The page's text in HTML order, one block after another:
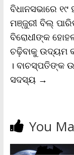
ବିଧାନସଭାରେ
ମଞ୍ଜୁରୀ ବିଲ୍
ବିରୋଧୀଙ୍କ
ଚଢ଼ିବାକୁ ଉଦ୍ୟମ
। ବାଚସ୍ପତିଙ୍କ
ସଦସ୍ୟ →
You